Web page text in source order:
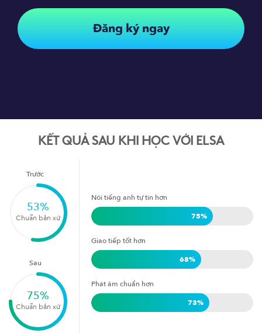
Đăng ký ngay
KẾT QUẢ SAU KHI HỌC VỚI ELSA
Trước
53%
Chuẩn bản xứ
Sau
75%
Chuẩn bản xứ
Nói tiếng anh tự tin hơn
75%
Giao tiếp tốt hơn
68%
Phát âm chuẩn hơn
73%